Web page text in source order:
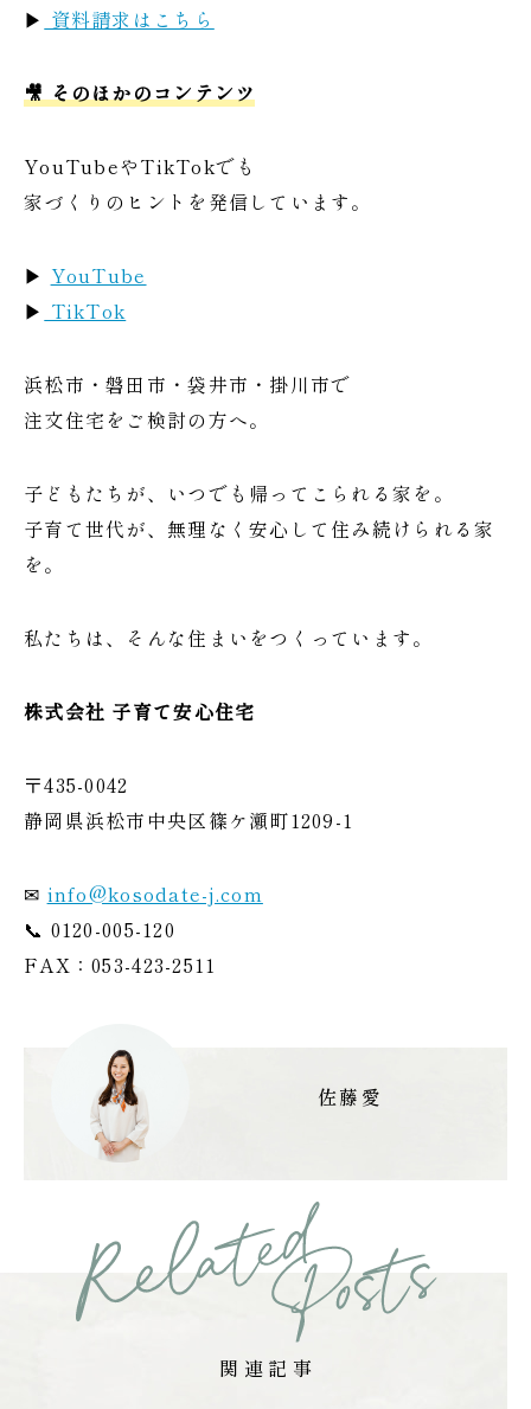
▶ 資料請求はこちら
🎥 そのほかのコンテンツ
YouTubeやTikTokでも
家づくりのヒントを発信しています。
▶ YouTube
▶ TikTok
浜松市・磐田市・袋井市・掛川市で
注文住宅をご検討の方へ。
子どもたちが、いつでも帰ってこられる家を。
子育て世代が、無理なく安心して住み続けられる家
を。
私たちは、そんな住まいをつくっています。
株式会社 子育て安心住宅
〒435-0042
静岡県浜松市中央区篠ケ瀬町1209-1
✉ info@kosodate-j.com
📞 0120-005-120
FAX：053-423-2511
佐藤愛
関連記事